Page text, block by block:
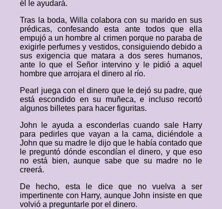
él le ayudará.
Tras la boda, Willa colabora con su marido en sus
prédicas, confesando esta ante todos que ella
empujó a un hombre al crimen porque no paraba de
exigirle perfumes y vestidos, consiguiendo debido a
sus exigencia que matara a dos seres humanos,
ante lo que el Señor intervino y le pidió a aquel
hombre que arrojara el dinero al río.
Pearl juega con el dinero que le dejó su padre, que
está escondido en su muñeca, e incluso recortó
algunos billetes para hacer figuritas.
John le ayuda a esconderlas cuando sale Harry
para pedirles que vayan a la cama, diciéndole a
John que su madre le dijo que le había contado que
le preguntó dónde escondían el dinero, y que eso
no está bien, aunque sabe que su madre no le
creerá.
De hecho, esta le dice que no vuelva a ser
impertinente con Harry, aunque John insiste en que
volvió a preguntarle por el dinero.